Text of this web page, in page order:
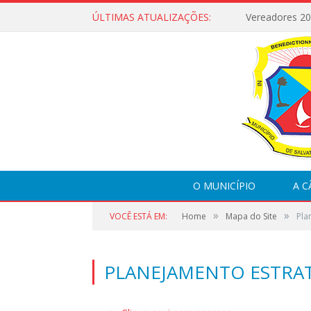
ÚLTIMAS ATUALIZAÇÕES: Vereadores
O MUNICÍPIO A
VOCÊ ESTÁ EM: Home » Mapa do Site »
PLANEJAMENTO